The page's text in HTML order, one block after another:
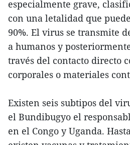
especialmente grave,
con una letalidad que
90%. El virus se transmite
a humanos y
través del contacto directo
corporales o materiales
Existen seis subtipos del
el Bundibugyo el
en el Congo y Uganda.